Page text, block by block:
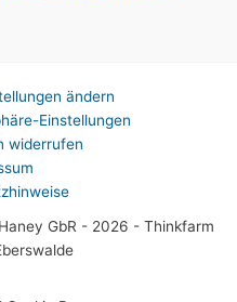
ändern
Einstellungen
widerrufen
GbR - 2026 - Thinkfarm